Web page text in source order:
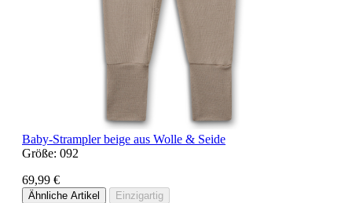
Baby-Strampler beige aus Wolle & Seide
Größe: 092
69,99 €
Ähnliche Artikel Einzigartig